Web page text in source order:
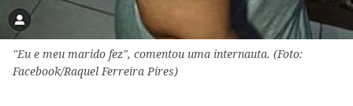
"Eu e meu marido fez", comentou uma internauta. (Foto:
Facebook/Raquel Ferreira Pires)